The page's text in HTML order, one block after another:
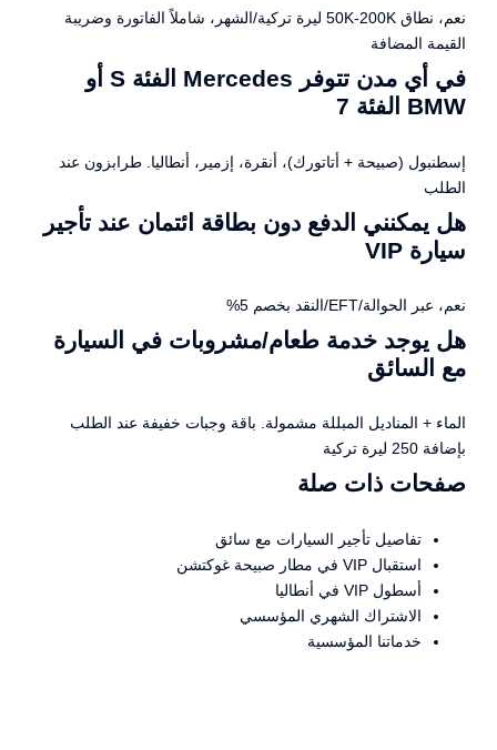
نعم، نطاق 50K-200K ليرة تركية/الشهر، شاملاً الفاتورة وضريبة
القيمة المضافة
في أي مدن تتوفر Mercedes الفئة S أو
BMW الفئة 7
إسطنبول (صبيحة + أتاتورك)، أنقرة، إزمير، أنطاليا. طرابزون عند
الطلب
هل يمكنني الدفع دون بطاقة ائتمان عند تأجير
سيارة VIP
نعم، عبر الحوالة/EFT/النقد بخصم 5%
هل يوجد خدمة طعام/مشروبات في السيارة
مع السائق
الماء + المناديل المبللة مشمولة. باقة وجبات خفيفة عند الطلب
بإضافة 250 ليرة تركية
صفحات ذات صلة
تفاصيل تأجير السيارات مع سائق
استقبال VIP في مطار صبيحة غوكتشن
أسطول VIP في أنطاليا
الاشتراك الشهري المؤسسي
خدماتنا المؤسسية